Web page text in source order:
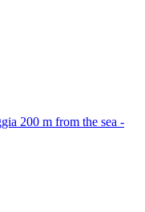
200 m from the sea -